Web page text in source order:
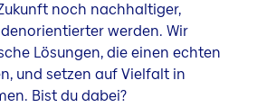
noch nachhaltiger,
werden. Wir
Lösungen, die einen echten
und setzen auf Vielfalt in
Bist du dabei?